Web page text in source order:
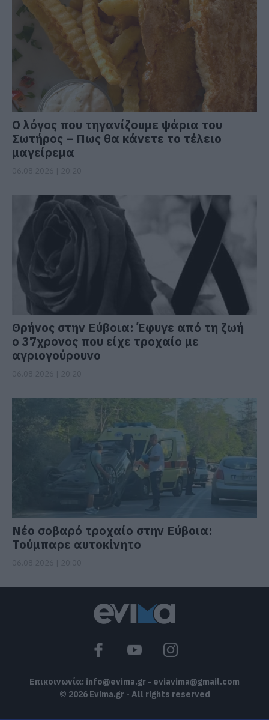
Ο λόγος που τηγανίζουμε ψάρια του
Σωτήρος – Πως θα κάνετε το τέλειο
μαγείρεμα
Θρήνος στην Εύβοια: Έφυγε από τη ζωή
ο 37χρονος που είχε τροχαίο με
αγριογούρουνο
Νέο σοβαρό τροχαίο στην Εύβοια:
Τούμπαρε αυτοκίνητο
Επικοινωνία: info@evima.gr - eviavima@gmail.com
© 2026 Evima.gr - All rights reserved